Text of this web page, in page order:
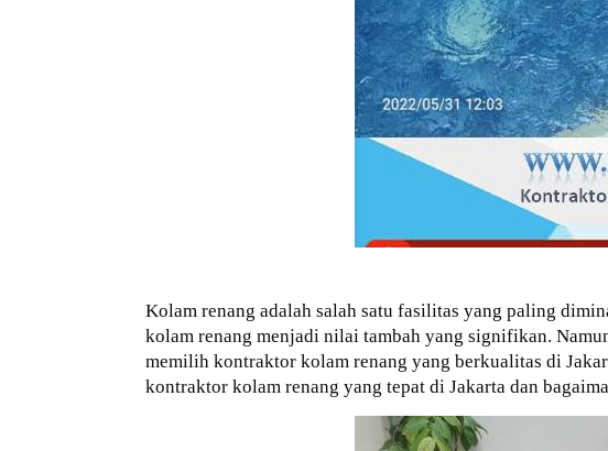
Kolam renang adalah salah satu fasilitas yang paling
kolam renang menjadi nilai tambah yang signifikan.
memilih kontraktor kolam renang yang berkualitas di
kontraktor kolam renang yang tepat di Jakarta dan